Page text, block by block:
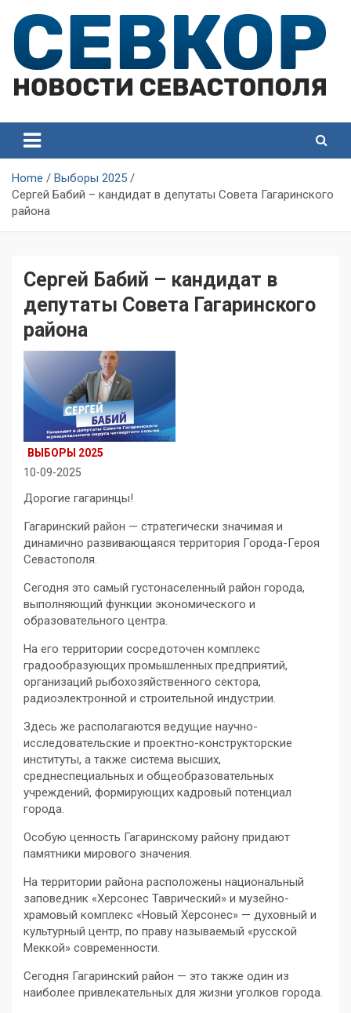
content
Севастополя
Севастополя
Home
Выборы 2025
Сергей Бабий – кандидат в депутаты Совета Гагаринского
района
Сергей Бабий – кандидат в
депутаты Совета Гагаринского
района
ВЫБОРЫ 2025
10-09-2025
Дорогие гагаринцы!
Гагаринский район — стратегически значимая и
динамично развивающаяся территория Города-Героя
Севастополя.
Сегодня это самый густонаселенный район города,
выполняющий функции экономического и
образовательного центра.
На его территории сосредоточен комплекс
градообразующих промышленных предприятий,
организаций рыбохозяйственного сектора,
радиоэлектронной и строительной индустрии.
Здесь же располагаются ведущие научно-
исследовательские и проектно-конструкторские
институты, а также система высших,
среднеспециальных и общеобразовательных
учреждений, формирующих кадровый потенциал
города.
Особую ценность Гагаринскому району придают
памятники мирового значения.
На территории района расположены национальный
заповедник «Херсонес Таврический» и музейно-
храмовый комплекс «Новый Херсонес» — духовный и
культурный центр, по праву называемый «русской
Меккой» современности.
Сегодня Гагаринский район — это также один из
наиболее привлекательных для жизни уголков города.